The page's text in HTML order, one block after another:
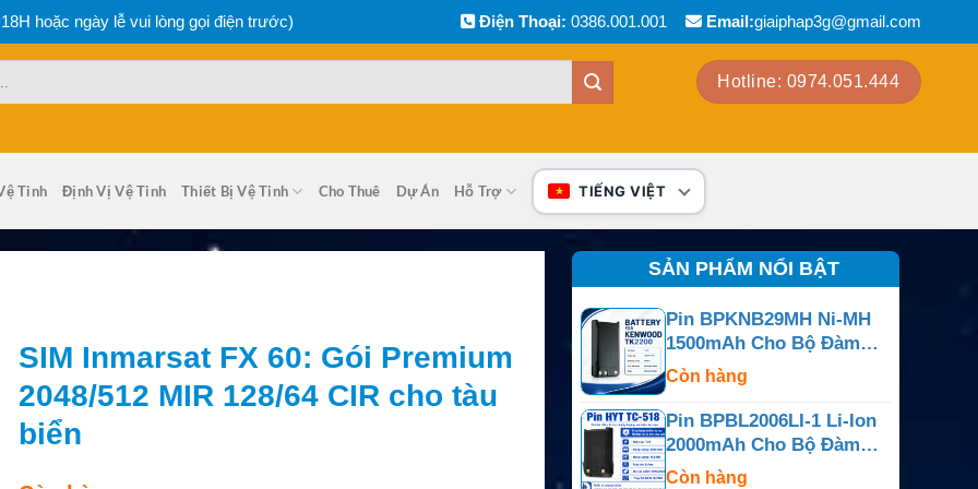
hoặc ngày lễ vui lòng gọi điện trước) Điện Thoại: 0386.001.001 Email:giaiphap3g@gmail.com
Hotline: 0974.051.444
Tinh Định Vị Vệ Tinh Thiết Bị Vệ Tinh Cho Thuê Dự Án Hỗ Trợ TIẾNG VIỆT
SIM Inmarsat FX 60: Gói Premium
2048/512 MIR 128/64 CIR cho tàu
biển
SẢN PHẨM NỔI BẬT
Pin BPKNB29MH Ni-MH
1500mAh Cho Bộ Đàm
Kenwood TK-2200, NX-
240 Và NX-340
Còn hàng
Pin BPBL2006LI-1 Li-Ion
2000mAh Cho Bộ Đàm
Hytera PD702, PD782
Còn hàng